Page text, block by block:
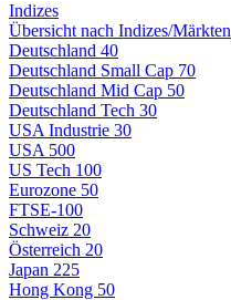
Indizes
Übersicht nach Indizes/Märkten
Deutschland 40
Deutschland Small Cap 70
Deutschland Mid Cap 50
Deutschland Tech 30
USA Industrie 30
USA 500
US Tech 100
Eurozone 50
FTSE-100
Schweiz 20
Österreich 20
Japan 225
Hong Kong 50